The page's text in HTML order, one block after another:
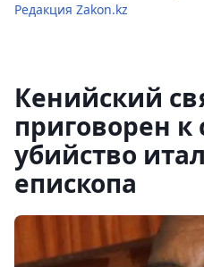
Редакция Zakon.kz
Кенийский
приговорен к
убийство
епископа